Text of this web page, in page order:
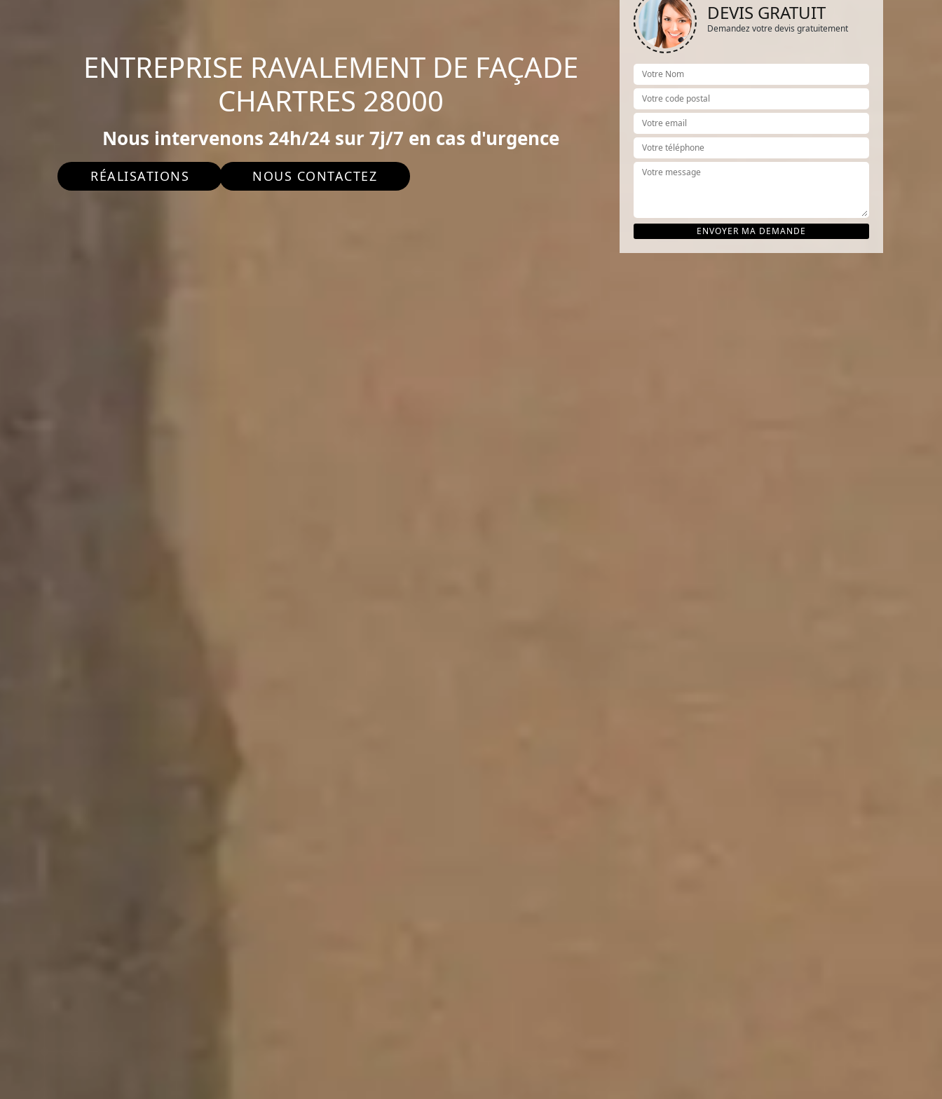
ENTREPRISE RAVALEMENT DE FAÇADE
CHARTRES 28000
Nous intervenons 24h/24 sur 7j/7 en cas d'urgence
RÉALISATIONS NOUS CONTACTEZ
DEVIS GRATUIT
Demandez votre devis gratuitement